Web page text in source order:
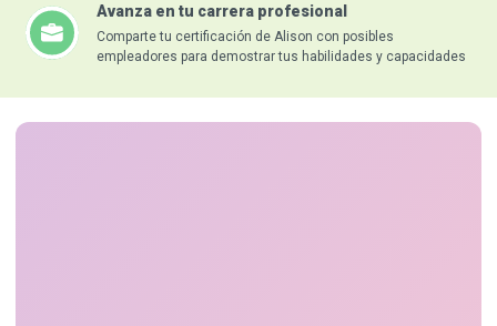
Avanza en tu carrera profesional
Comparte tu certificación de Alison con posibles
empleadores para demostrar tus habilidades y capacidades